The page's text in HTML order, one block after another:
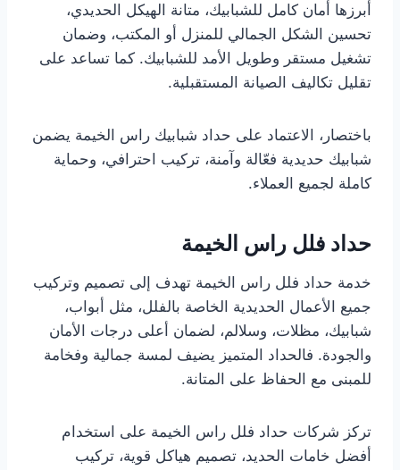
أبرزها أمان كامل للشبابيك، متانة الهيكل الحديدي،
تحسين الشكل الجمالي للمنزل أو المكتب، وضمان
تشغيل مستقر وطويل الأمد للشبابيك. كما تساعد على
تقليل تكاليف الصيانة المستقبلية.
باختصار، الاعتماد على حداد شبابيك راس الخيمة يضمن
شبابيك حديدية فعّالة وآمنة، تركيب احترافي، وحماية
كاملة لجميع العملاء.
حداد فلل راس الخيمة
خدمة حداد فلل راس الخيمة تهدف إلى تصميم وتركيب
جميع الأعمال الحديدية الخاصة بالفلل، مثل أبواب،
شبابيك، مظلات، وسلالم، لضمان أعلى درجات الأمان
والجودة. فالحداد المتميز يضيف لمسة جمالية وفخامة
للمبنى مع الحفاظ على المتانة.
تركز شركات حداد فلل راس الخيمة على استخدام
أفضل خامات الحديد، تصميم هياكل قوية، تركيب